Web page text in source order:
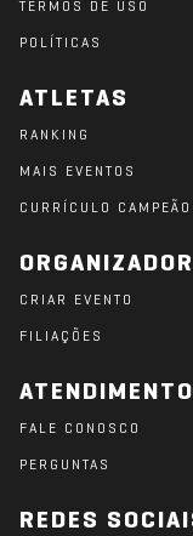
TERMOS DE USO
POLÍTICAS
ATLETAS
RANKING
MAIS EVENTOS
CURRÍCULO CAMPEÃO
CRIAR EVENTO
FILIAÇÕES
ATENDIMENTO
FALE CONOSCO
PERGUNTAS
REDES